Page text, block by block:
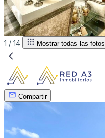
1 / 14 Mostrar todas las fotos.
Compartir